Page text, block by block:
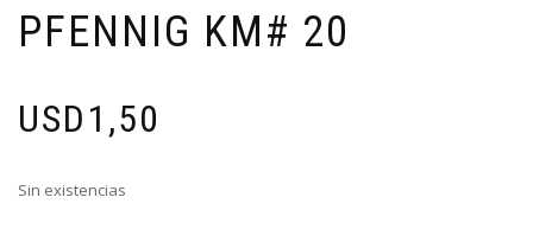
PFENNIG KM# 20
USD1,50
Sin existencias